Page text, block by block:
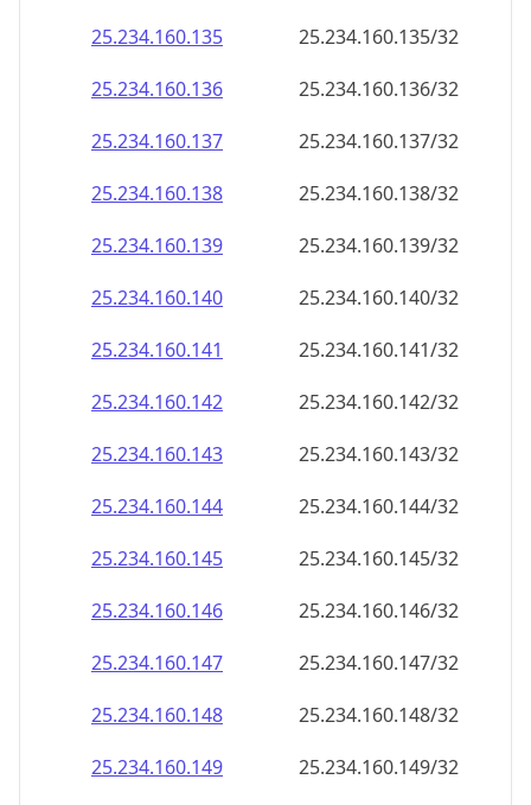
25.234.160.135
25.234.160.135/32
25.234.160.136
25.234.160.136/32
25.234.160.137
25.234.160.137/32
25.234.160.138
25.234.160.138/32
25.234.160.139
25.234.160.139/32
25.234.160.140
25.234.160.140/32
25.234.160.141
25.234.160.141/32
25.234.160.142
25.234.160.142/32
25.234.160.143
25.234.160.143/32
25.234.160.144
25.234.160.144/32
25.234.160.145
25.234.160.145/32
25.234.160.146
25.234.160.146/32
25.234.160.147
25.234.160.147/32
25.234.160.148
25.234.160.148/32
25.234.160.149
25.234.160.149/32